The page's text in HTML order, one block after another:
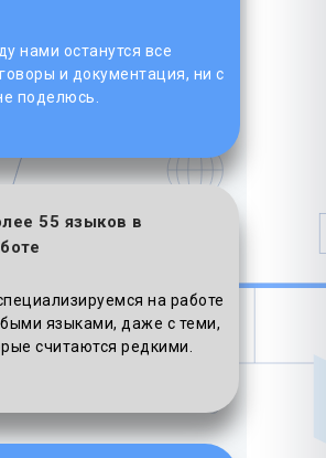
нами останутся все
и документация, ни с
поделюсь.
55 языков в
на работе
языками, даже с теми,
считаются редкими.